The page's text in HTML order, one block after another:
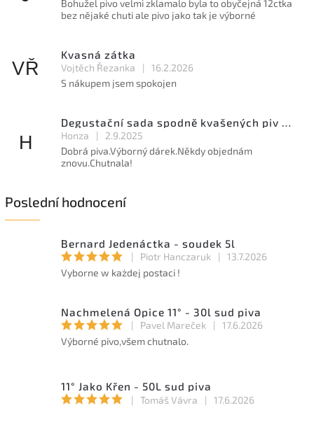
Bohužel pivo velmi zklamalo byla to obyčejná 12ctka
bez nějaké chuti ale pivo jako tak je výborné
VŘ
Kvasná zátka
Vojtěch Řezanka |
16.2.2026
S nákupem jsem spokojen
H
Degustační sada spodně kvašených piv 11° - 4 x 1l
Honza |
2.9.2025
Dobrá piva.Výborný dárek.Někdy objednám
znovu.Chutnala!
Poslední hodnocení
Bernard Jedenáctka - soudek 5l
Piotr Hanczaruk
13.7.2026
Vyborne w każdej postaci !
Nachmelená Opice 11° - 30l sud piva
Pavel Mareček
17.6.2026
Výborné pivo,všem chutnalo.
11° Jako Křen - 50L sud piva
| Tomáš Vávra | 17.6.2026